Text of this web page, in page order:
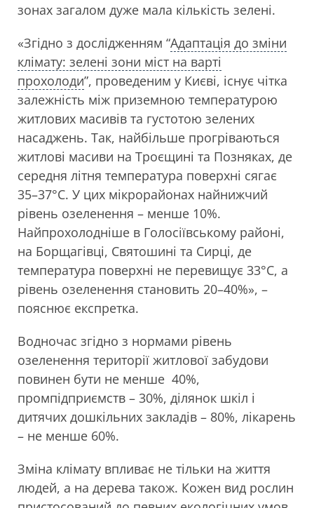
зонах загалом дуже мала кількість зелені.
«Згідно з дослідженням “Адаптація до зміни
клімату: зелені зони міст на варті
прохолоди”, проведеним у Києві, існує чітка
залежність між приземною температурою
житлових масивів та густотою зелених
насаджень. Так, найбільше прогріваються
житлові масиви на Троєщині та Позняках, де
середня літня температура поверхні сягає
35–37°С. У цих мікрорайонах найнижчий
рівень озеленення – менше 10%.
Найпрохолодніше в Голосіївському районі,
на Борщагівці, Святошині та Сирці, де
температура поверхні не перевищує 33°С, а
рівень озеленення становить 20–40%», –
пояснює експретка.
Водночас згідно з нормами рівень
озеленення території житлової забудови
повинен бути не менше 40%,
промпідприємств – 30%, ділянок шкіл і
дитячих дошкільних закладів – 80%, лікарень
– не менше 60%.
Зміна клімату впливає не тільки на життя
людей, а на дерева також. Кожен вид рослин